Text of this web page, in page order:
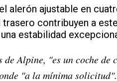
alerón ajustable en
contribuyen a
estabilidad
Alpine, "es un coche de
"a la mínima solicitud".